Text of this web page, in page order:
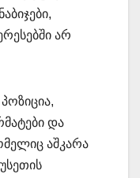
არ
და
აშკარა